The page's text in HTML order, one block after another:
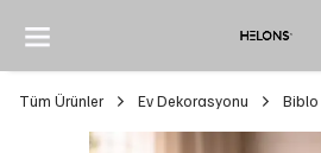
Tüm Ürünler Ev Dekorasyonu Biblo